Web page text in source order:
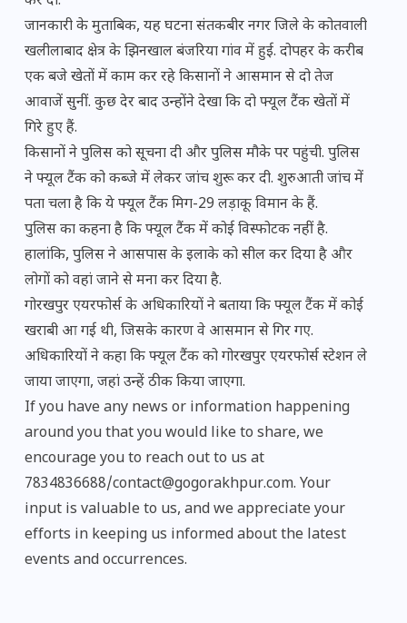
जानकारी के मुताबिक, यह घटना संतकबीर नगर जिले के कोतवाली
खलीलाबाद क्षेत्र के झिनखाल बंजरिया गांव में हुई. दोपहर के करीब
एक बजे खेतों में काम कर रहे किसानों ने आसमान से दो तेज
आवाजें सुनीं. कुछ देर बाद उन्होंने देखा कि दो फ्यूल टैंक खेतों में
गिरे हुए हैं.
किसानों ने पुलिस को सूचना दी और पुलिस मौके पर पहुंची. पुलिस
ने फ्यूल टैंक को कब्जे में लेकर जांच शुरू कर दी. शुरुआती जांच में
पता चला है कि ये फ्यूल टैंक मिग-29 लड़ाकू विमान के हैं.
पुलिस का कहना है कि फ्यूल टैंक में कोई विस्फोटक नहीं है.
हालांकि, पुलिस ने आसपास के इलाके को सील कर दिया है और
लोगों को वहां जाने से मना कर दिया है.
गोरखपुर एयरफोर्स के अधिकारियों ने बताया कि फ्यूल टैंक में कोई
खराबी आ गई थी, जिसके कारण वे आसमान से गिर गए.
अधिकारियों ने कहा कि फ्यूल टैंक को गोरखपुर एयरफोर्स स्टेशन ले
जाया जाएगा, जहां उन्हें ठीक किया जाएगा.
If you have any news or information happening
around you that you would like to share, we
encourage you to reach out to us at
7834836688/contact@gogorakhpur.com. Your
input is valuable to us, and we appreciate your
efforts in keeping us informed about the latest
events and occurrences.